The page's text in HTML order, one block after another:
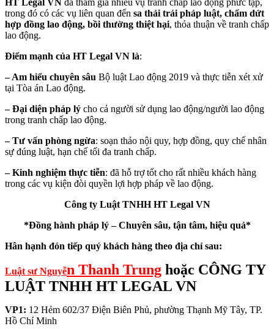
trong đó có các vụ liên quan đến sa thải trái pháp luật, chấm dứt
hợp đồng lao động, bồi thường thiệt hại, thỏa thuận về tranh chấp
lao động.
Điểm mạnh của HT Legal VN là:
– Am hiểu chuyên sâu Bộ luật Lao động 2019 và thực tiễn xét xử
tại Tòa án Lao động.
– Đại diện pháp lý cho cả người sử dụng lao động/người lao động
trong tranh chấp lao động.
– Tư vấn phòng ngừa: soạn thảo nội quy, hợp đồng, quy chế nhân
sự đúng luật, hạn chế tối đa tranh chấp.
– Kinh nghiệm thực tiễn: đã hỗ trợ tốt cho rất nhiều khách hàng
trong các vụ kiện đòi quyền lợi hợp pháp về lao động.
Công ty Luật TNHH HT Legal VN
*Đồng hành pháp lý – Chuyên sâu, tận tâm, hiệu quả*
Hân hạnh đón tiếp quý khách hàng theo địa chỉ sau:
Luật sư Nguyễn Thanh Trung hoặc CÔNG TY
LUẬT TNHH HT LEGAL VN
VP1: 12 Hẻm 602/37 Điện Biên Phủ, phường Thạnh Mỹ Tây, TP.
Hồ Chí Minh